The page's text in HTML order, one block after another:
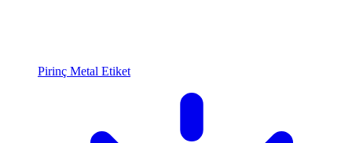
Pirinç Metal Etiket